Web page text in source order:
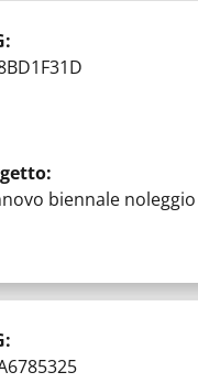
:
:
biennale
DELLA GARA
: